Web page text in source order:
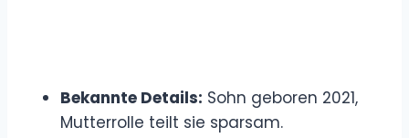
Bekannte Details: Sohn geboren 2021,
Mutterrolle teilt sie sparsam.